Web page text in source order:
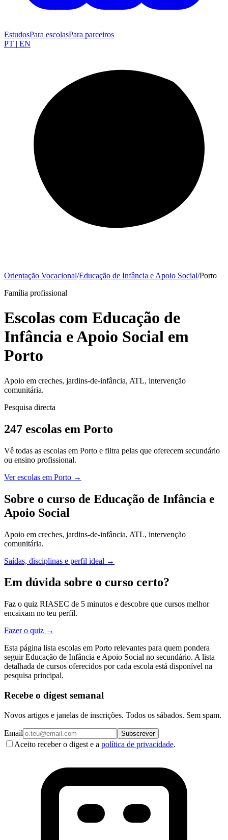
EstudosPara escolasPara parceiros
PT | EN
Orientação Vocacional/Educação de Infância e Apoio Social/Porto
Família profissional
Escolas com Educação de
Infância e Apoio Social em
Porto
Apoio em creches, jardins-de-infância, ATL, intervenção
comunitária.
Pesquisa directa
247 escolas em Porto
Vê todas as escolas em Porto e filtra pelas que oferecem secundário
ou ensino profissional.
Ver escolas em Porto →
Sobre o curso de Educação de Infância e
Apoio Social
Apoio em creches, jardins-de-infância, ATL, intervenção
comunitária.
Saídas, disciplinas e perfil ideal →
Em dúvida sobre o curso certo?
Faz o quiz RIASEC de 5 minutos e descobre que cursos melhor
encaixam no teu perfil.
Fazer o quiz →
Esta página lista escolas em Porto relevantes para quem pondera
seguir Educação de Infância e Apoio Social no secundário. A lista
detalhada de cursos oferecidos por cada escola está disponível na
pesquisa principal.
Recebe o digest semanal
Novos artigos e janelas de inscrições. Todos os sábados. Sem spam.
Email Subscrever
Aceito receber o digest e a política de privacidade.